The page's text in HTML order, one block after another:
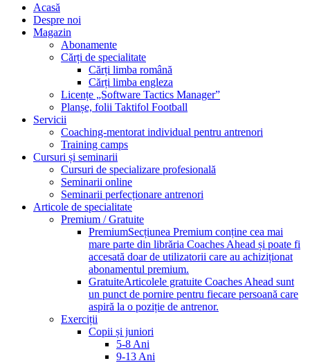
Acasă
Despre noi
Magazin
Abonamente
Cărți de specialitate
Cărți limba română
Cărți limba engleza
Licențe „Software Tactics Manager”
Planșe, folii Taktifol Football
Servicii
Coaching-mentorat individual pentru antrenori
Training camps
Cursuri și seminarii
Cursuri de specializare profesională
Seminarii online
Seminarii perfecționare antrenori
Articole de specialitate
Premium / Gratuite
PremiumSecțiunea Premium conține cea mai
mare parte din librăria Coaches Ahead și poate fi
accesată doar de utilizatorii care au achiziționat
abonamentul premium.
GratuiteArticolele gratuite Coaches Ahead sunt
un punct de pornire pentru fiecare persoană care
aspiră la o poziție de antrenor.
Exerciții
Copii și juniori
5-8 Ani
9-13 Ani